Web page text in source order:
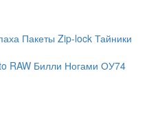
Пакеты Zip-lock Тайники
RAW Билли Ногами ОУ74